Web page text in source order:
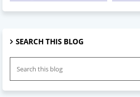
SEARCH THIS BLOG